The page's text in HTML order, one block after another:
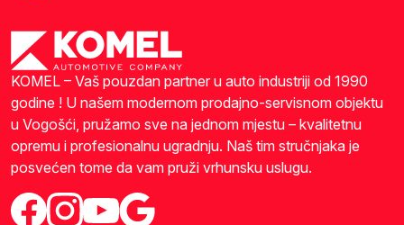
KOMEL – Vaš pouzdan partner u auto industriji od 1990
godine ! U našem modernom prodajno-servisnom objektu
u Vogošći, pružamo sve na jednom mjestu – kvalitetnu
opremu i profesionalnu ugradnju. Naš tim stručnjaka je
posvećen tome da vam pruži vrhunsku uslugu.